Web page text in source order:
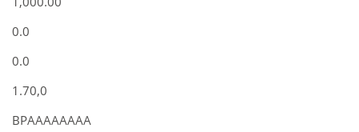
0.0
0.0
1.70,0
ВРАААААААА